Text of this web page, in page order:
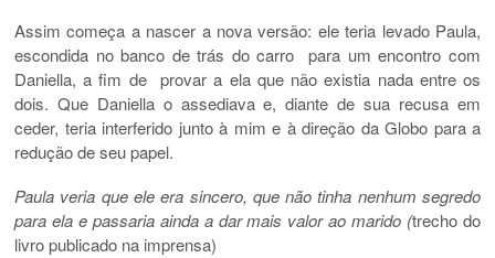
Assim começa a nascer a nova versão: ele teria levado Paula,
escondida no banco de trás do carro para um encontro com
Daniella, a fim de provar a ela que não existia nada entre os
dois. Que Daniella o assediava e, diante de sua recusa em
ceder, teria interferido junto à mim e à direção da Globo para a
redução de seu papel.
Paula veria que ele era sincero, que não tinha nenhum segredo
para ela e passaria ainda a dar mais valor ao marido (trecho do
livro publicado na imprensa)